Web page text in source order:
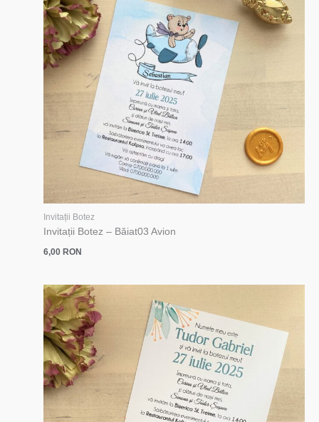
Invitații Botez
Invitații Botez – Băiat03 Avion
6,00 RON